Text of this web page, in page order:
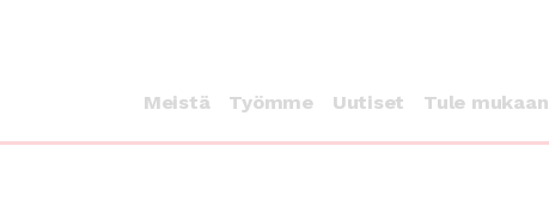
Meistä Työmme Uutiset Tule mukaan